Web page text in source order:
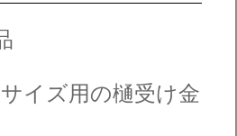
イズ用の樋受け金